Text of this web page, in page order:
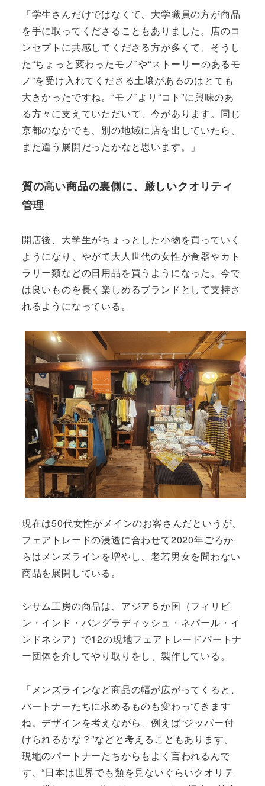
「学生さんだけではなくて、大学職員の方が商品
を手に取ってくださることもありました。店のコ
ンセプトに共感してくださる方が多くて、そうし
た“ちょっと変わったモノ”や“ストーリーのあるモ
ノ”を受け入れてくださる土壌があるのはとても
大きかったですね。“モノ”より“コト”に興味のあ
る方々に支えていただいて、今があります。同じ
京都のなかでも、別の地域に店を出していたら、
また違う展開だったかなと思います。」
質の高い商品の裏側に、厳しいクオリティ
管理
開店後、大学生がちょっとした小物を買っていく
ようになり、やがて大人世代の女性が食器やカト
ラリー類などの日用品を買うようになった。今で
は良いものを長く楽しめるブランドとして支持さ
れるようになっている。
現在は50代女性がメインのお客さんだというが、
フェアトレードの浸透に合わせて2020年ごろか
らはメンズラインを増やし、老若男女を問わない
商品を展開している。
シサム工房の商品は、アジア５か国（フィリピ
ン・インド・バングラディッシュ・ネパール・イ
ンドネシア）で12の現地フェアトレードパートナ
ー団体を介してやり取りをし、製作している。
「メンズラインなど商品の幅が広がってくると、
パートナーたちに求めるものも変わってきます
ね。デザインを考えながら、例えば“ジッパー付
けられるかな？”などと考えることもあります。
現地のパートナーたちからもよく言われるんで
す、“日本は世界でも類を見ないぐらいクオリテ